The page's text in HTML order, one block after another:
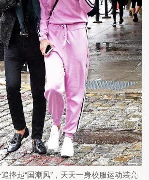
捧起“国潮风”，天天一身校服运动装亮